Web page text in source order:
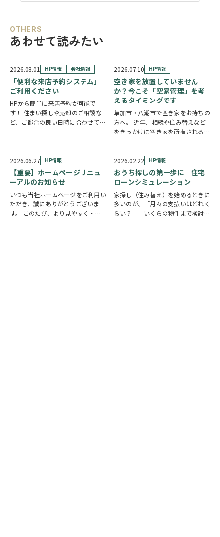
OTHERS
あわせて読みたい
2026.08.01 HP情報 会社情報
「便利な来店予約システム」
ご利用ください
HPから簡単に来店予約が可能で
す！ 住まい探しや売却のご相談な
ど、ご都合の良い日時に合わせてホ
するだけで予約完了！ 「まずは相
談だけしたい」「気…
2026.07.10 HP情報
空き家を放置していません
か？今こそ「空家管理」を考
えるタイミングです
草加市・八潮市で空き家をお持ちの
方へ。 近年、相続や住み替えなど
をきっかけに空き家を所有される方
んでいるため定期的に様子を見に行
けない」 「売却するか活用するか
迷っている」 な…
2026.06.27 HP情報
【重要】ホームページリニュ
ーアルのお知らせ
いつも当社ホームページをご利用い
ただき、誠にありがとうございま
す。 このたび、より見やすく・使
2026.02.22 HP情報
おうち探しの第一歩に｜住宅
ローンシミュレーション
家探し（住み替え）を始めるときに
多いのが、「月々の支払いはどれく
らい？」「いくらの物件まで検討で